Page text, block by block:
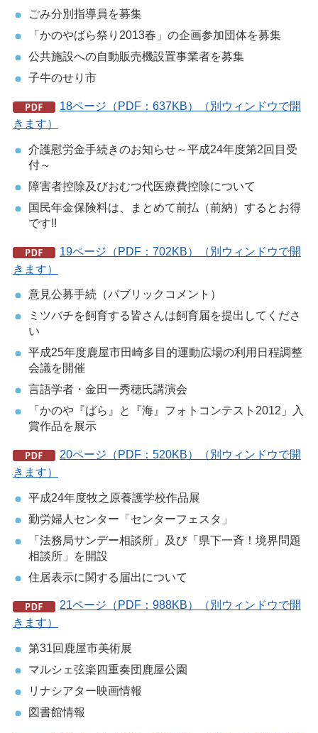
ごみ分別指導員を募集
「かのやばら祭り2013春」の企画参加団体を募集
公共施設への自動販売機設置事業者を募集
子牛のせり市
18ページ（PDF：637KB）（別ウィンドウで開
きます）
介護慰労金手続きのお知らせ～平成24年度第2回目受
付～
障害者控除及びおむつ代医療費控除について
国民年金保険料は、まとめて前払（前納）するとお得
です!!
19ページ（PDF：702KB）（別ウィンドウで開
きます）
意見公募手続（パブリックコメント）
ミツバチを飼育する皆さんは飼育届を提出してくださ
い
平成25年度鹿屋市田崎多目的運動広場の利用日程調整
会議を開催
言語学者・金田一秀穂氏講演会
「かのや『ばら』と『海』フォトコンテスト2012」入
賞作品を展示
20ページ（PDF：520KB）（別ウィンドウで開
きます）
平成24年度牧之原養護学校作品展
勤労婦人センター「センターフェスタ」
「法務局サンデー相談所」及び「県下一斉！境界問題
相談所」を開設
住居表示に関する届出について
21ページ（PDF：988KB）（別ウィンドウで開
きます）
第31回鹿屋市美術展
マルシェ弦楽四重奏団鹿屋公園
リナシアター映画情報
図書館情報